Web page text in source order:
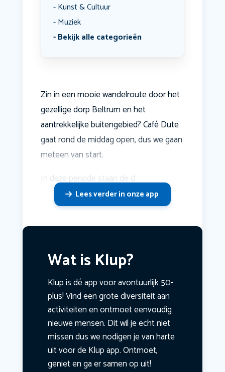
Kunst & Cultuur
Muziek
Bekijk alle categorieën
Zin in een mooie wandelroute door het
gezellige dorp Beltrum en het
aantrekkelijke buitengebied? Café Dute
gaat rond de middag open, dus we gaan
meteen van start.
In deze periode staan de d
Lees verder in onze app
Wat is Klup?
Klup is dé app voor avontuurlijk 50-
plus! Vind een grote diversiteit aan
activiteiten en ontmoet eenvoudig
nieuwe mensen. Dit wil je echt niet
missen dus we nodigen je van harte
uit voor de Klup app. Ontmoet,
geniet en ga er samen op uit!